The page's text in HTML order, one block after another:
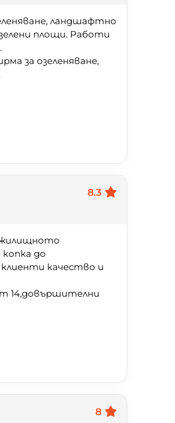
ландшафтно
площи. Работи
за озеленяване,
8.3
до
качество и
14,довършителни
8